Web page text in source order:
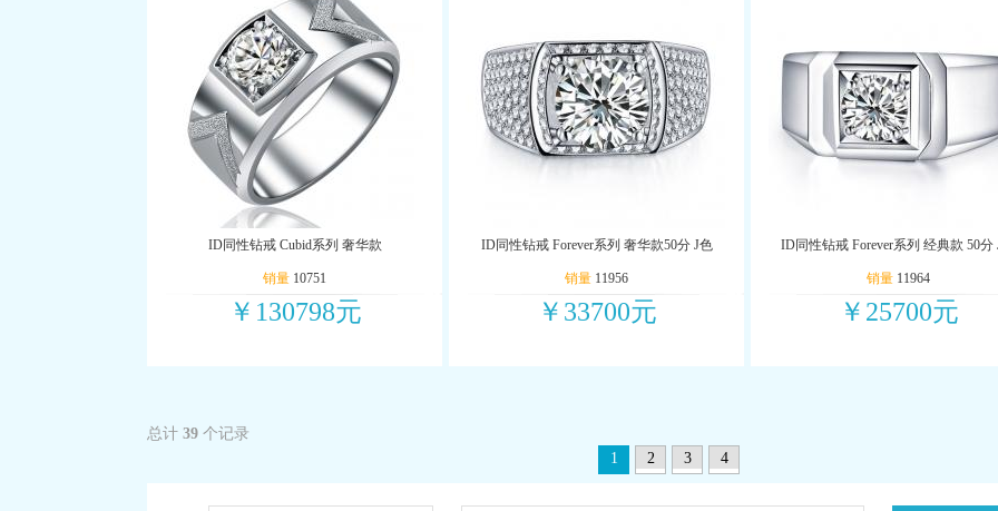
ID同性钻戒 Cubid系列 奢华款
销量 10751
￥130798元
ID同性钻戒 Forever系列 奢华款50分 J色
销量 11956
￥33700元
ID同性钻戒 Forever系列 经典款 50分
销量 11964
￥25700元
总计 39 个记录
1
2 3 4